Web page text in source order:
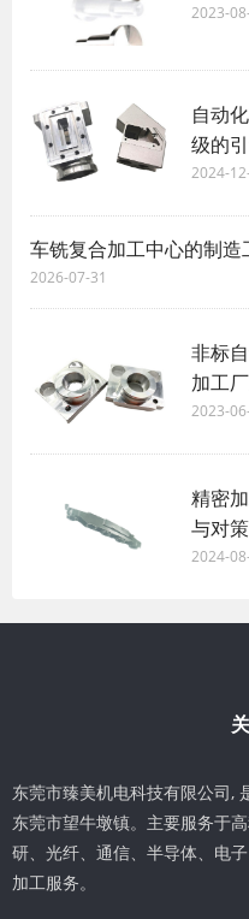
2023-
自动
级的
2024-
车铣复合加工中心的制造
2026-07-31
非标
加工
2023-
精密
与对策
2024-
东莞市臻美机电科技有限公司,
东莞市望牛墩镇。主要服务于
研、光纤、通信、半导体、电
加工服务。